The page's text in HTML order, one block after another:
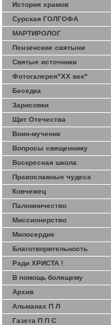
История храмов
Сурская ГОЛГОФА
МАРТИРОЛОГ
Пензенские святыни
Святые источники
Фотогалерея"ХХ век"
Беседка
Зарисовки
Щит Отечества
Воин-мученик
Вопросы священнику
Воскресная школа
Православные чудеса
Ковчежец
Паломничество
Миссионерство
Милосердие
Благотворительность
Ради ХРИСТА !
В помощь болящему
Архив
Альманах П Л
Газета П П С